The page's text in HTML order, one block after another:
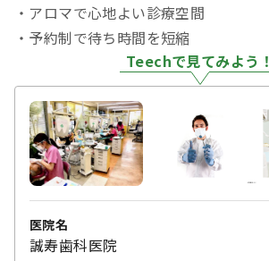
・アロマで心地よい診療空間
・予約制で待ち時間を短縮
Teechで見てみよう！
医院名
誠寿歯科医院